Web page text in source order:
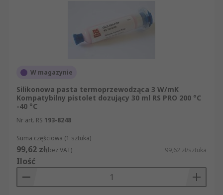
W magazynie
Silikonowa pasta termoprzewodząca 3 W/mK
Kompatybilny pistolet dozujący 30 ml RS PRO 200 °C
-40 °C
Nr art. RS 193-8248
Suma częściowa (1 sztuka)
99,62 zł(bez VAT) 99,62 zł/sztuka
Ilość